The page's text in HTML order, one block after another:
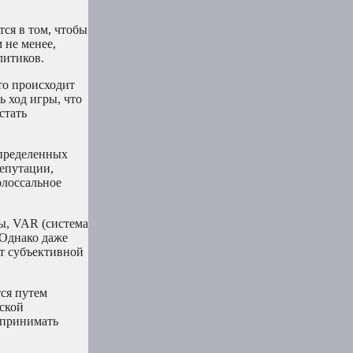
в том, чтобы
не менее,
происходит
ход игры, что
VAR (система
даже
субъективной
путем